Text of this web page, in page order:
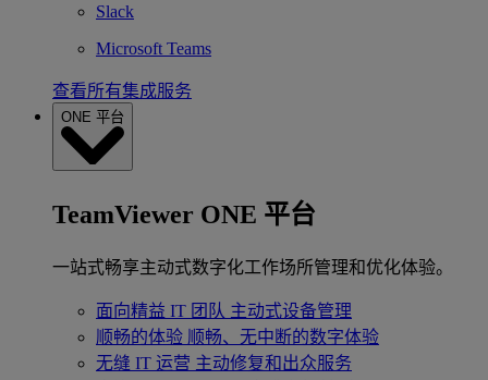
Slack
Microsoft Teams
查看所有集成服务
ONE 平台
TeamViewer ONE 平台
一站式畅享主动式数字化工作场所管理和优化体验。
面向精益 IT 团队 主动式设备管理
顺畅的体验 顺畅、无中断的数字体验
无缝 IT 运营 主动修复和出众服务